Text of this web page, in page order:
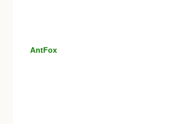
AntFox